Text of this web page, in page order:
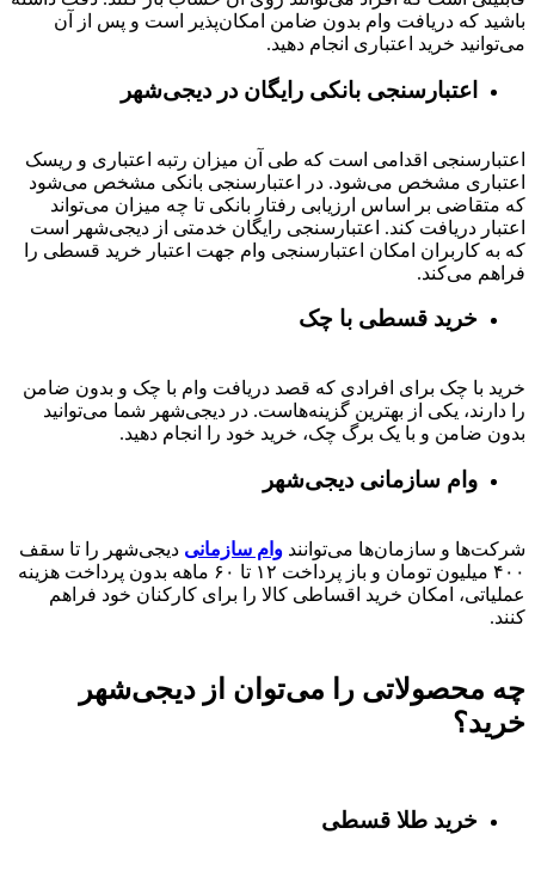
باشید که دریافت وام بدون ضامن امکان‌پذیر است و پس از آن
می‌توانید خرید اعتباری انجام دهید.
اعتبارسنجی بانکی رایگان در دیجی‌شهر
اعتبارسنجی اقدامی است که طی آن میزان رتبه اعتباری و ریسک
اعتباری مشخص می‌شود. در اعتبارسنجی بانکی مشخص می‌شود
که متقاضی بر اساس ارزیابی رفتار بانکی تا چه میزان می‌تواند
اعتبار دریافت کند. اعتبارسنجی رایگان خدمتی از دیجی‌شهر است
که به کاربران امکان اعتبارسنجی وام جهت اعتبار خرید قسطی را
فراهم می‌کند.
خرید قسطی با چک
خرید با چک برای افرادی که قصد دریافت وام با چک و بدون ضامن
را دارند، یکی از بهترین گزینه‌هاست. در دیجی‌شهر شما می‌توانید
بدون ضامن و با یک برگ چک، خرید خود را انجام دهید.
وام سازمانی دیجی‌شهر
شرکت‌ها و سازمان‌ها می‌توانند وام سازمانی دیجی‌شهر را تا سقف
۴۰۰ میلیون تومان و باز پرداخت ۱۲ تا ۶۰
ماهه بدون پرداخت هزینه
عملیاتی، امکان خرید اقساطی کالا را برای کارکنان خود فراهم
کنند.
چه محصولاتی را می‌توان از دیجی‌شهر
خرید؟
خرید طلا قسطی